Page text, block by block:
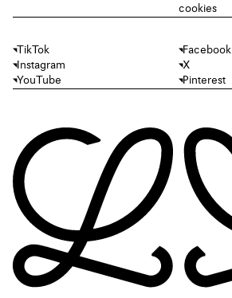
cookies
TikTok
Facebook
Instagram
X
YouTube
Pinterest